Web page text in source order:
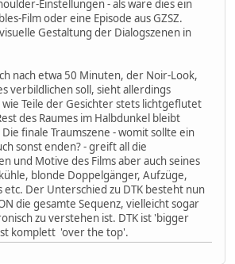
Einstellungen - als wäre dies ein
Film oder eine Episode aus GZSZ.
Gestaltung der Dialogszenen in
nach etwa 50 Minuten, der Noir-Look,
verbildlichen soll, sieht allerdings
wie Teile der Gesichter stets lichtgeflutet
des Raumes im Halbdunkel bleibt
finale Traumszene - womit sollte ein
sonst enden? - greift all die
und Motive des Films aber auch seines
blonde Doppelgänger, Aufzüge,
Der Unterschied zu DTK besteht nun
die gesamte Sequenz, vielleicht sogar
zu verstehen ist. DTK ist 'bigger
komplett 'over the top'.